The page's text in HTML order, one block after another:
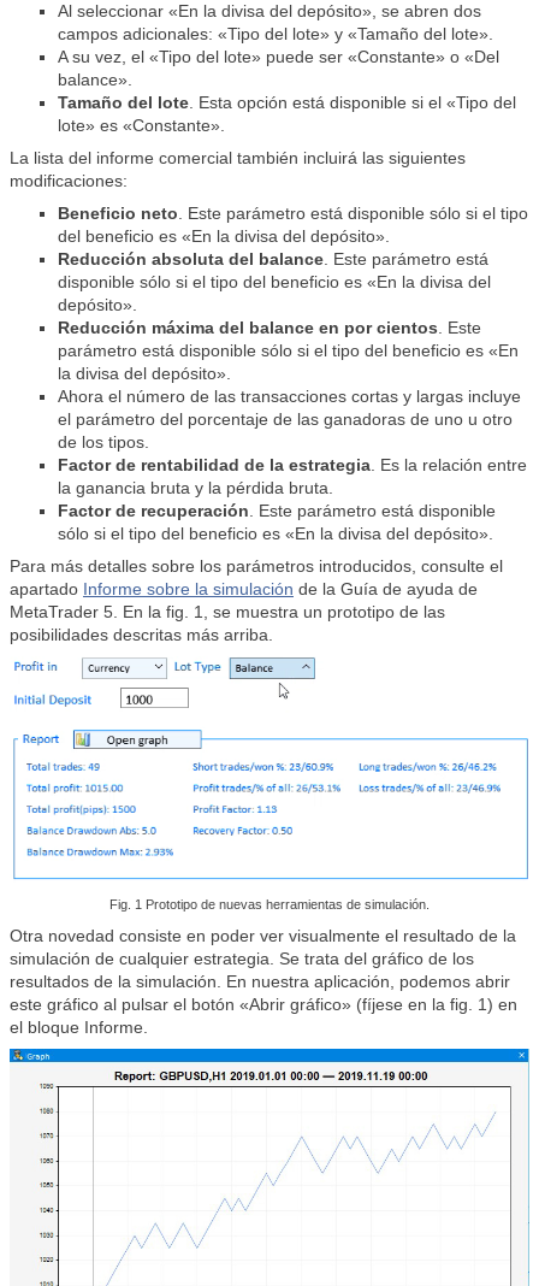
Al seleccionar «En la divisa del depósito», se abren dos
campos adicionales: «Tipo del lote» y «Tamaño del lote».
A su vez, el «Tipo del lote» puede ser «Constante» o «Del
balance».
Tamaño del lote . Esta opción está disponible si el «Tipo del
lote» es «Constante».
La lista del informe comercial también incluirá las siguientes
modificaciones:
Beneficio neto . Este parámetro está disponible sólo si el tipo
del beneficio es «En la divisa del depósito».
Reducción absoluta del balance . Este parámetro está
disponible sólo si el tipo del beneficio es «En la divisa del
depósito».
Reducción máxima del balance en por cientos . Este
parámetro está disponible sólo si el tipo del beneficio es «En
la divisa del depósito».
Ahora el número de las transacciones cortas y largas incluye
el parámetro del porcentaje de las ganadoras de uno u otro
de los tipos.
Factor de rentabilidad de la estrategia . Es la relación entre
la ganancia bruta y la pérdida bruta.
Factor de recuperación . Este parámetro está disponible
sólo si el tipo del beneficio es «En la divisa del depósito».
Para más detalles sobre los parámetros introducidos, consulte el
apartado Informe sobre la simulación de la Guía de ayuda de
MetaTrader 5. En la fig. 1, se muestra un prototipo de las
posibilidades descritas más arriba.
Fig. 1 Prototipo de nuevas herramientas de simulación.
Otra novedad consiste en poder ver visualmente el resultado de la
simulación de cualquier estrategia. Se trata del gráfico de los
resultados de la simulación. En nuestra aplicación, podemos abrir
este gráfico al pulsar el botón «Abrir gráfico» (fíjese en la fig. 1) en
el bloque Informe.